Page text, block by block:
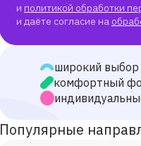
и политикой обработки
и даёте согласие на
широкий выбор
комфортный
Популярные